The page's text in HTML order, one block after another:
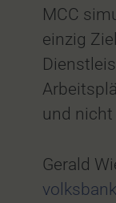
MCC
einzig
und
Gerald